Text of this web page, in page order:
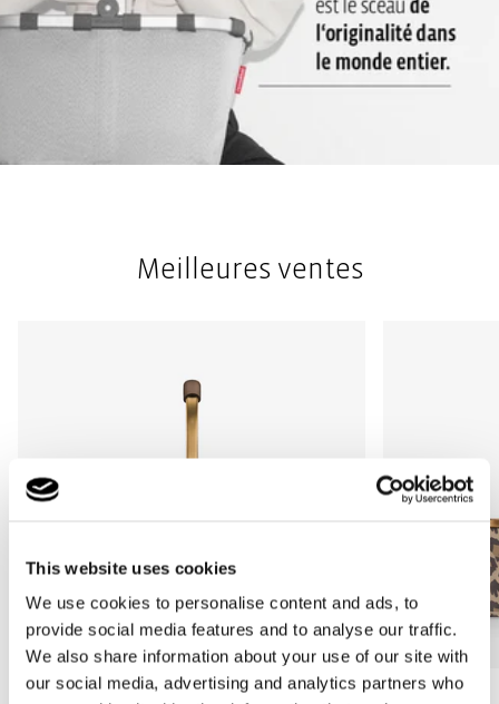
This website uses cookies
We use cookies to personalise content and ads, to
provide social media features and to analyse our traffic.
We also share information about your use of our site with
our social media, advertising and analytics partners who
Meilleures ventes